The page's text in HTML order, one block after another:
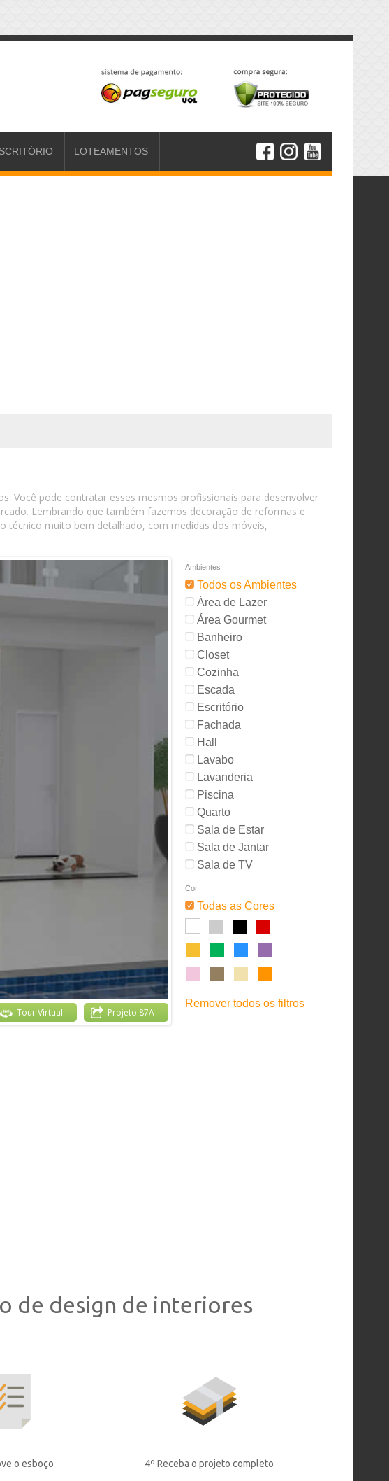
LOTEAMENTOS
Você pode contratar esses mesmos profissionais para desenvolver
Lembrando que também fazemos decoração de reformas e
muito bem detalhado, com medidas dos móveis,
Projeto 87A
Tour Virtual
Ambientes
Todos os Ambientes
Área de Lazer
Área Gourmet
Banheiro
Closet
Cozinha
Escada
Escritório
Fachada
Hall
Lavabo
Lavanderia
Piscina
Quarto
Sala de Estar
Sala de Jantar
Sala de TV
Cor
Todas as Cores
Remover todos os filtros
de design de interiores
o esboço 4º Receba o projeto completo